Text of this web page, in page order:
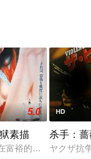
生涯中，她认识了
5.0
素描
富裕的家庭。她欺
HD
杀手：
ヤクザ抗